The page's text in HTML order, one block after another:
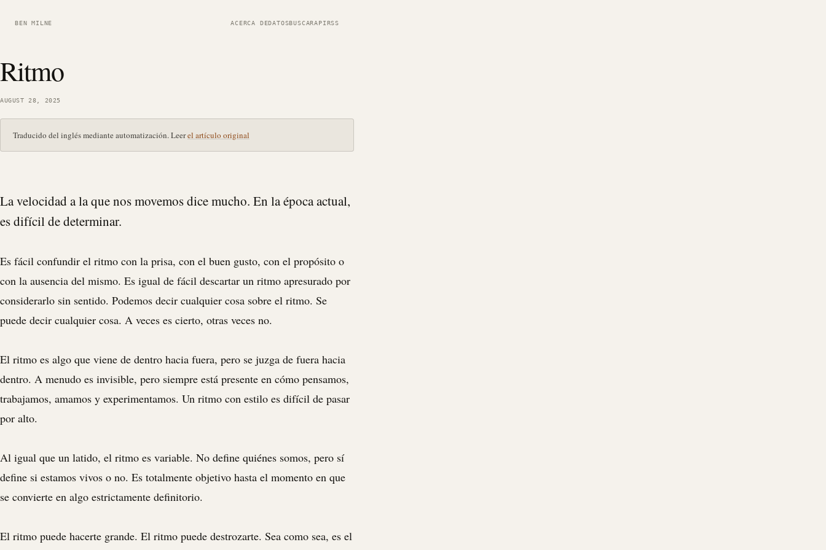
BEN MILNE ACERCA DEDATOSBUSCARAPIRSS
Ritmo
AUGUST 28, 2025
Traducido del inglés mediante automatización. Leerel artículo original
La velocidad a la que nos movemos dice mucho. En la época actual,
es difícil de determinar.
Es fácil confundir el ritmo con la prisa, con el buen gusto, con el propósito o
con la ausencia del mismo. Es igual de fácil descartar un ritmo apresurado por
considerarlo sin sentido. Podemos decir cualquier cosa sobre el ritmo. Se
puede decir cualquier cosa. A veces es cierto, otras veces no.
El ritmo es algo que viene de dentro hacia fuera, pero se juzga de fuera hacia
dentro. A menudo es invisible, pero siempre está presente en cómo pensamos,
trabajamos, amamos y experimentamos. Un ritmo con estilo es difícil de pasar
por alto.
Al igual que un latido, el ritmo es variable. No define quiénes somos, pero sí
define si estamos vivos o no. Es totalmente objetivo hasta el momento en que
se convierte en algo estrictamente definitorio.
El ritmo puede hacerte grande. El ritmo puede destrozarte. Sea como sea, es el